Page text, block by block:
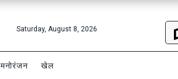
Saturday, August 8, 2026
मनोरंजन खेल